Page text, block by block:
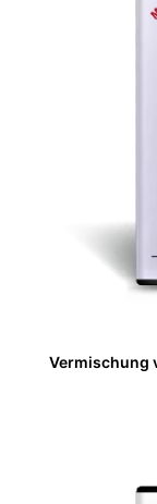
Vermischung